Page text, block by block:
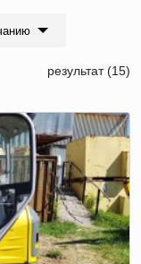
результат (15)